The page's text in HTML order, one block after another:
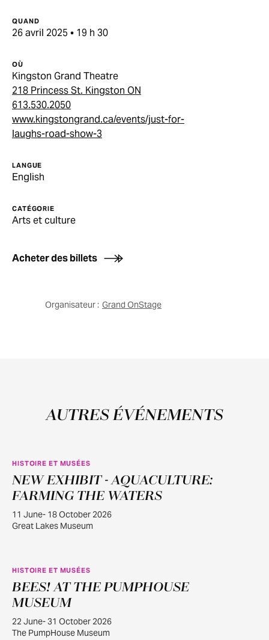
QUAND
26 avril 2025 • 19 h 30
OÙ
Kingston Grand Theatre
218 Princess St. Kingston ON
613.530.2050
www.kingstongrand.ca/events/just-for-
laughs-road-show-3
LANGUE
English
CATÉGORIE
Arts et culture
Acheter des billets
Organisateur : Grand OnStage
AUTRES ÉVÉNEMENTS
JUIN
11
HISTOIRE ET MUSÉES
NEW EXHIBIT - AQUACULTURE:
FARMING THE WATERS
11 June- 18 October 2026
Great Lakes Museum
JUIN
22
HISTOIRE ET MUSÉES
BEES! AT THE PUMPHOUSE
MUSEUM
22 June- 31 October 2026
The PumpHouse Museum